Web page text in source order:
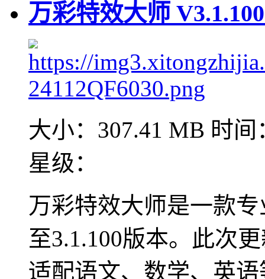
万彩特效大师
大小：307.41 MB 时间
星级：
万彩特效大师是一款
至3.1.100版本。此次
适配语文、数学、英